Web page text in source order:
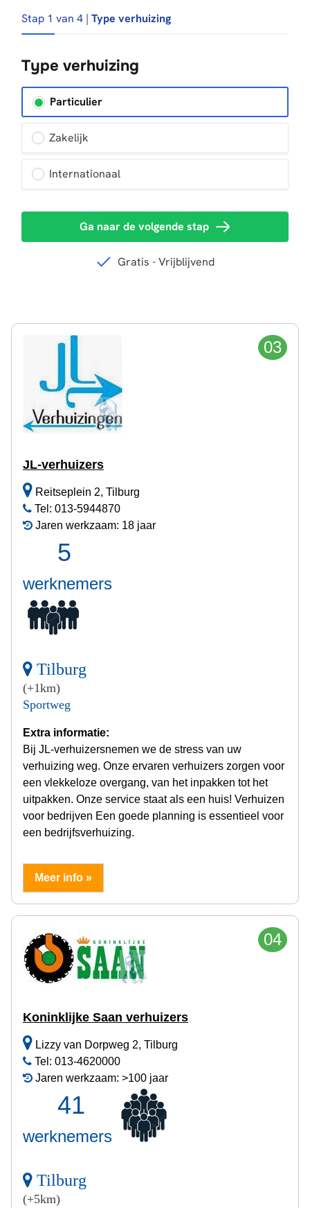
03
JL-verhuizers
Reitseplein 2, Tilburg
Tel: 013-5944870
Jaren werkzaam: 18 jaar
5
werknemers
Tilburg
(+1km)
Sportweg
Extra informatie:
Bij JL-verhuizersnemen we de stress van uw
verhuizing weg. Onze ervaren verhuizers zorgen voor
een vlekkeloze overgang, van het inpakken tot het
uitpakken. Onze service staat als een huis! Verhuizen
voor bedrijven Een goede planning is essentieel voor
een bedrijfsverhuizing.
Meer info »
04
Koninklijke Saan verhuizers
Lizzy van Dorpweg 2, Tilburg
Tel: 013-4620000
Jaren werkzaam: >100 jaar
41
werknemers
Tilburg
(+5km)